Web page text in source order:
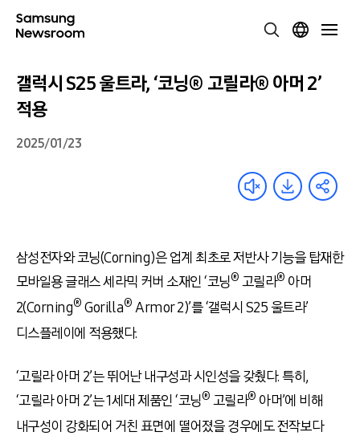
갤럭시 S25 울트라, ‘코닝® 고릴라® 아머 2’
적용
2025/01/23
삼성전자와 코닝(Corning)은 업계 최초로 저반사 기능을 탑재한
모바일용 글래스 세라믹 커버 소재인 ‘코닝® 고릴라® 아머
2(Corning® Gorilla® Armor 2)’를 ‘갤럭시 S25 울트라’
디스플레이에 적용했다.
‘고릴라 아머 2’는 뛰어난 내구성과 시인성을 갖췄다. 특히,
‘고릴라 아머 2’는 1세대 제품인 ‘코닝® 고릴라® 아머’에 비해
내구성이 강화되어 거친 표면에 떨어졌을 경우에도 전작보다